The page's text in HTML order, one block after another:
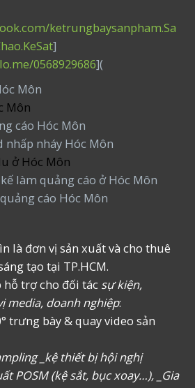
ketrungbaysanpham.Sa
]
0568929686](
Môn
Môn
cáo Hóc Môn
nhấp nháy Hóc Môn
ở Hóc Môn
làm quảng cáo ở Hóc Môn
cáo Hóc Môn
là đơn vị sản xuất và cho thuê
tạo tại TP.HCM.
hỗ trợ cho đối tác sự kiện,
media, doanh nghiệp:
trưng bày & quay video sản
_kệ thiết bị hội nghị
POSM (kệ sắt, bục xoay…), _Gia